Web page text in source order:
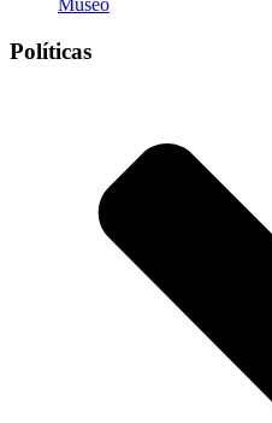
Museo
Políticas